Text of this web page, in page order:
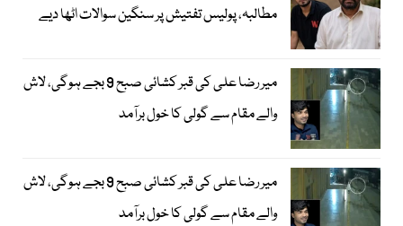
مطالبہ، پولیس تفتیش پر سنگین سوالات اٹھا دیے
میر رضا علی کی قبر کشائی صبح 9 بجے ہوگی، لاش
والے مقام سے گولی کا خول برآمد
میر رضا علی کی قبر کشائی صبح 9 بجے ہوگی، لاش
والے مقام سے گولی کا خول برآمد